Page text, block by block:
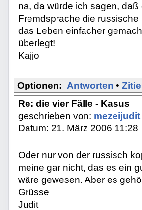
na, da würde ich sagen,
Fremdsprache die
das Leben einfacher
überlegt!
Kajjo
Optionen: Antworten •
Re: die vier Fälle - Kasus
geschrieben von: mezeijudit
Datum: 21. März 2006 11:28
Oder nur von der russisch
meine gar nicht, das es ein
wäre gewesen. Aber es
Grüsse
Judit